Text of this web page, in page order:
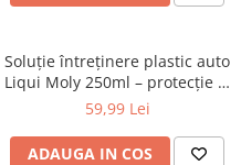
Soluție întreținere plastic auto
Liqui Moly 250ml – protecție și
efect antistatic
59,99 Lei
ADAUGA IN COS